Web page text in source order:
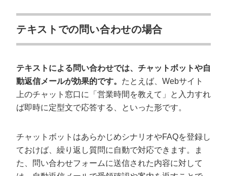
テキストでの問い合わせの場合
テキストによる問い合わせでは、チャットボットや自
動返信メールが効果的です。 たとえば、Webサイト
上のチャット窓口に「営業時間を教えて」と入力すれ
ば即時に定型文で応答する、といった形です。
チャットボットはあらかじめシナリオやFAQを登録し
ておけば、繰り返し質問に自動で対応できます。ま
た、問い合わせフォームに送信された内容に対して